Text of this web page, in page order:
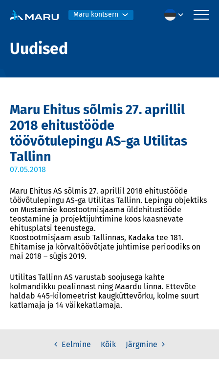
Maru kontsern
Uudised
Maru Ehitus sõlmis 27. aprillil
2018 ehitustööde
töövõtulepingu AS-ga Utilitas
Tallinn
07.05.2018
Maru Ehitus AS sõlmis 27. aprillil 2018 ehitustööde
töövõtulepingu AS-ga Utilitas Tallinn. Lepingu objektiks
on Mustamäe koostootmisjaama üldehitustööde
teostamine ja projektijuhtimine koos kaasnevate
ehitusplatsi teenustega.
Koostootmisjaam asub Tallinnas, Kadaka tee 181.
Ehitamise ja kõrvaltöövõtjate juhtimise perioodiks on
mai 2018 – sügis 2019.
Utilitas Tallinn AS varustab soojusega kahte
kolmandikku pealinnast ning Maardu linna. Ettevõte
haldab 445-kilomeetrist kaugküttevõrku, kolme suurt
katlamaja ja 14 väikekatlamaja.
Eelmine Kõik Järgmine